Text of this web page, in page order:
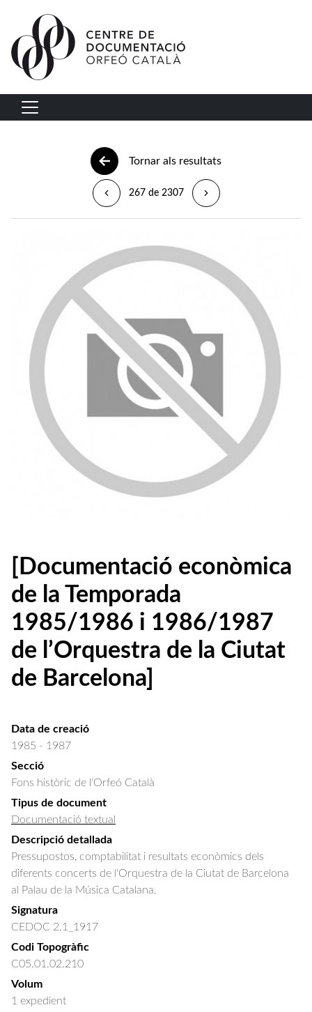
Vés al contingut
Navegació principal
Tornar als resultats
267 de 2307
[Documentació econòmica
de la Temporada
1985/1986 i 1986/1987
de l’Orquestra de la Ciutat
de Barcelona]
Data de creació
1985 - 1987
Secció
Fons històric de l'Orfeó Català
Tipus de document
Documentació textual
Descripció detallada
Pressupostos, comptabilitat i resultats econòmics dels
diferents concerts de l'Orquestra de la Ciutat de Barcelona
al Palau de la Música Catalana.
Signatura
CEDOC 2.1_1917
Codi Topogràfic
C05.01.02.210
Volum
1 expedient